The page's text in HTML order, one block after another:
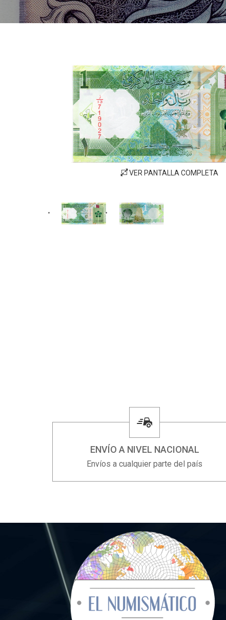
VER PANTALLA COMPLETA
ENVÍO A NIVEL NACIONAL
Envíos a cualquier parte del país